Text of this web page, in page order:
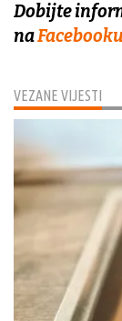
VEZANE VIJESTI
Dobijte
naFacebooku